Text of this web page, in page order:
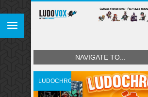
NAVIGATE TO...
LUDOCHRONO